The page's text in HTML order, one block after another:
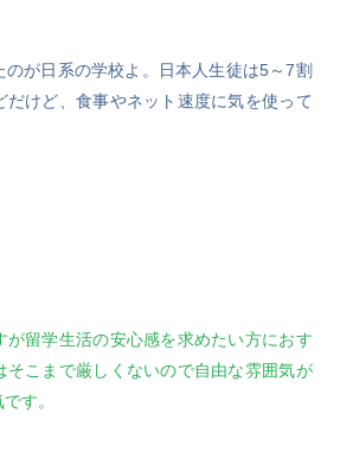
のが日系の学校よ。日本人生徒は5～7割
だけど、食事やネット速度に気を使って
が留学生活の安心感を求めたい方におす
そこまで厳しくないので自由な雰囲気が
す。